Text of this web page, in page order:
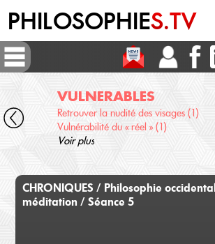
PHILOSOPHIES.TV
VULNERABLES
Retrouver la nudité des visages (1)
Vulnérabilité du « réel » (1)
Voir plus
CHRONIQUES / Philosophie
méditation / Séance 5